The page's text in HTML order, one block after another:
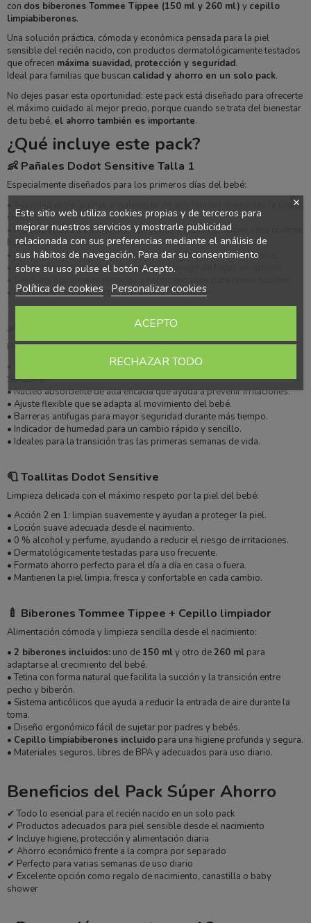
con dos biberones Tommee Tippee (150 ml y 260 ml) y cepillo
limpiabiberones.
Una solución práctica, cómoda y económica pensada para la piel
sensible del recién nacido, con productos dermatológicamente testados
que ofrecen máxima suavidad, protección y seguridad.
Ideal para familias que buscan calidad y ahorro en un solo pack.
No dejes pasar esta oportunidad: este pack está diseñado para ofrecerte
el máximo cuidado al mejor precio, porque cuando se trata del bienestar
de tu bebé, el ahorro también es importante.
¿Qué incluye este pack?
👶 Pañales Dodot Sensitive Talla 1
Especialmente diseñados para los primeros días del bebé:
• Suavidad extra gracias a materiales de alta calidad que cuidan la piel
sensible.
• Alta capacidad de absorción que ayuda a mantener la piel seca durante
horas.
• Indicador de humedad que facilita el cambio a padres primerizos.
• Ajuste cómodo y seguro que reduce el riesgo de fugas sin oprimir.
• Dermatológicamente testados y recomendados para recién nacidos.
• Protección continua tanto de día como de noche.
👶 Pañales Dodot Sensitive Talla 2
Protección avanzada a medida que el bebé crece:
• Mantienen la misma suavidad y cuidado dermatológico de la gama
Sensitive.
• Núcleo absorbente de alta eficacia que ayuda a prevenir irritaciones.
• Ajuste flexible que se adapta al movimiento del bebé.
• Barreras antifugas para mayor seguridad durante más tiempo.
• Indicador de humedad para un cambio rápido y sencillo.
• Ideales para la transición tras las primeras semanas de vida.
🧻 Toallitas Dodot Sensitive
Limpieza delicada con el máximo respeto por la piel del bebé:
• Acción 2 en 1: limpian suavemente y ayudan a proteger la piel.
• Loción suave adecuada desde el nacimiento.
• 0 % alcohol y perfume, ayudando a reducir el riesgo de irritaciones.
• Dermatológicamente testadas para uso frecuente.
• Formato ahorro perfecto para el día a día en casa o fuera.
• Mantienen la piel limpia, fresca y confortable en cada cambio.
🍼 Biberones Tommee Tippee + Cepillo limpiador
Alimentación cómoda y limpieza sencilla desde el nacimiento:
• 2 biberones incluidos:uno de 150 mly otro de260 mlpara
adaptarse al crecimiento del bebé.
• Tetina con forma natural que facilita la succión y la transición entre
pecho y biberón.
• Sistema anticólicos que ayuda a reducir la entrada de aire durante la
toma.
• Diseño ergonómico fácil de sujetar por padres y bebés.
• Cepillo limpiabiberones incluidopara una higiene profunda y segura.
• Materiales seguros, libres de BPA y adecuados para uso diario.
Beneficios del Pack Súper Ahorro
✔ Todo lo esencial para el recién nacido en un solo pack
✔ Productos adecuados para piel sensible desde el nacimiento
✔ Incluye higiene, protección y alimentación diaria
✔ Ahorro económico frente a la compra por separado
✔ Perfecto para varias semanas de uso diario
✔ Excelente opción como regalo de nacimiento, canastilla o baby
shower
Este sitio web utiliza cookies propias y de terceros para
mejorar nuestros servicios y mostrarle publicidad
relacionada con sus preferencias mediante el análisis de
sus hábitos de navegación. Para dar su consentimiento
sobre su uso pulse el botón Acepto.
Política de cookies Personalizar cookies
RECHAZAR TODO
ACEPTO